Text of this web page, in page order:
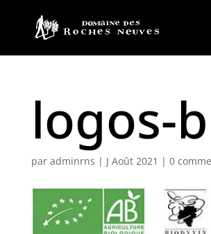
logos-
par adminrns | J Août 2021 | 0